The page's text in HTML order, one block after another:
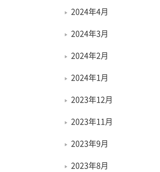
2024年4月
2024年3月
2024年2月
2024年1月
2023年12月
2023年11月
2023年9月
2023年8月